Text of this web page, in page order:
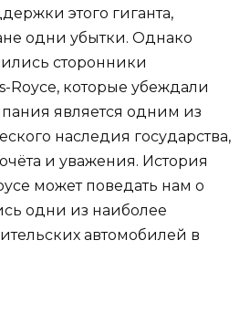
этого гиганта,
одни убытки. Однако
сторонники
Royce, которые убеждали
является одним из
наследия государства,
и уважения. История
может поведать нам о
одни из наиболее
автомобилей в